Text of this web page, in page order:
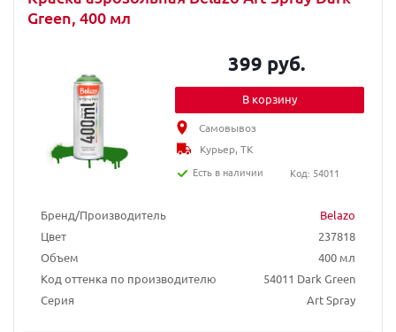
Green, 400 мл
Бренд/Производитель
Belazo
Цвет
237818
Объем
400 мл
Код оттенка по производителю
54011 Dark Green
Серия
Art Spray
399 руб.
В корзину
Самовывоз
Курьер, ТК
Есть в наличии
Код: 54011